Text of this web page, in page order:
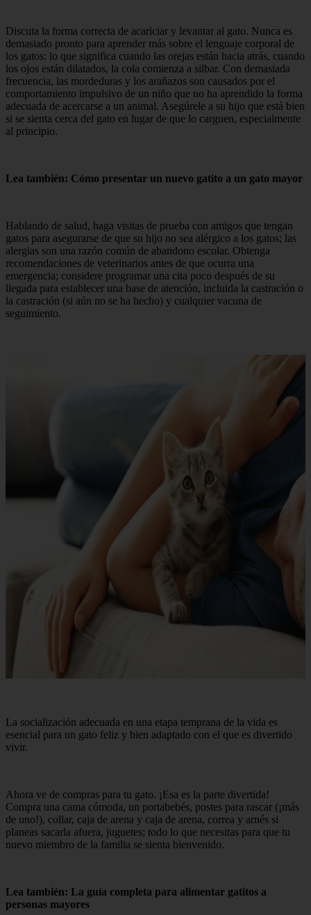
Discuta la forma correcta de acariciar y levantar al gato. Nunca es
demasiado pronto para aprender más sobre el lenguaje corporal de
los gatos: lo que significa cuando las orejas están hacia atrás, cuando
los ojos están dilatados, la cola comienza a silbar. Con demasiada
frecuencia, las mordeduras y los arañazos son causados ​​por el
comportamiento impulsivo de un niño que no ha aprendido la forma
adecuada de acercarse a un animal. Asegúrele a su hijo que está bien
si se sienta cerca del gato en lugar de que lo carguen, especialmente
al principio.
Lea también: Cómo presentar un nuevo gatito a un gato mayor
Hablando de salud, haga visitas de prueba con amigos que tengan
gatos para asegurarse de que su hijo no sea alérgico a los gatos; las
alergias son una razón común de abandono escolar. Obtenga
recomendaciones de veterinarios antes de que ocurra una
emergencia; considere programar una cita poco después de su
llegada para establecer una base de atención, incluida la castración o
la castración (si aún no se ha hecho) y cualquier vacuna de
seguimiento.
La socialización adecuada en una etapa temprana de la vida es
esencial para un gato feliz y bien adaptado con el que es divertido
vivir.
Ahora ve de compras para tu gato. ¡Esa es la parte divertida!
Compra una cama cómoda, un portabebés, postes para rascar (¡más
de uno!), collar, caja de arena y caja de arena, correa y arnés si
planeas sacarla afuera, juguetes; todo lo que necesitas para que tu
nuevo miembro de la familia se sienta bienvenido.
Lea también: La guía completa para alimentar gatitos a
personas mayores